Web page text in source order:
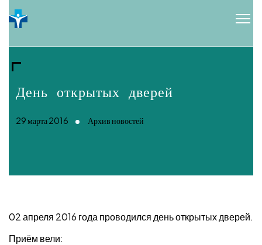
День открытых дверей
29 марта 2016 Архив новостей
02 апреля 2016 года проводился день открытых дверей.
Приём вели: